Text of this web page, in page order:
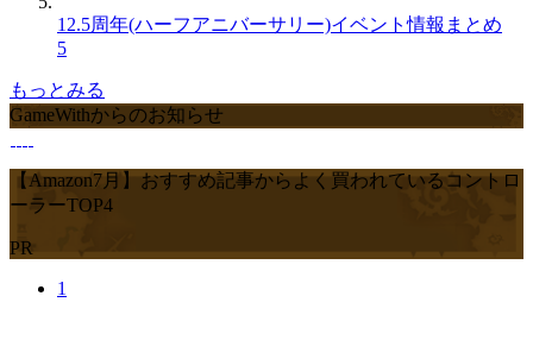
12.5周年(ハーフアニバーサリー)イベント情報まとめ
5
もっとみる
GameWithからのお知らせ
【Amazon7月】おすすめ記事からよく買われているコントロ
ーラーTOP4
PR
1